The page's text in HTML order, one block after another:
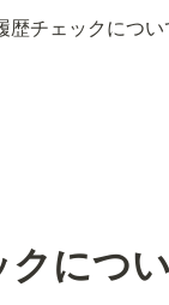
歴チェックについ
につ